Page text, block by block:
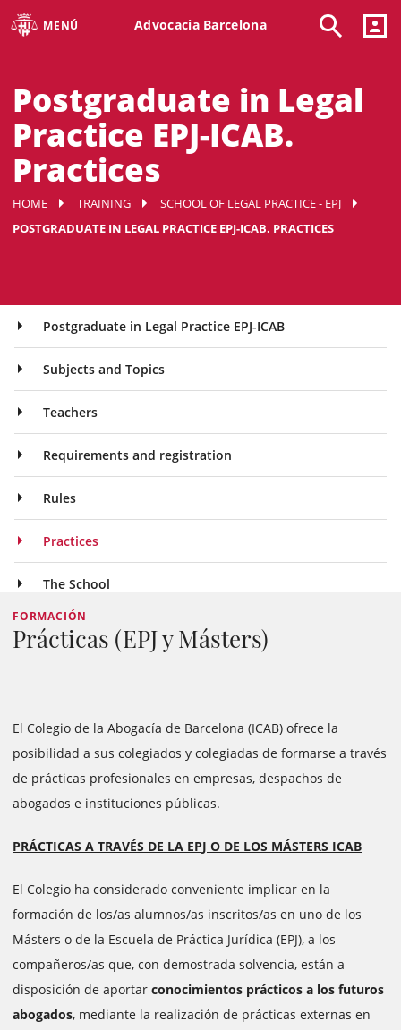
MENÚ Advocacia Barcelona
Postgraduate in Legal
Practice EPJ-ICAB.
Practices
HOME TRAINING
SCHOOL OF LEGAL PRACTICE - EPJ
POSTGRADUATE IN LEGAL PRACTICE EPJ-ICAB. PRACTICES
Postgraduate in Legal Practice EPJ-ICAB
Subjects and Topics
Teachers
Requirements and registration
Rules
Practices
The School
FORMACIÓN
Prácticas (EPJ y Másters)
El Colegio de la Abogacía de Barcelona (ICAB) ofrece la
posibilidad a sus colegiados y colegiadas de formarse a través
de prácticas profesionales en empresas, despachos de
abogados e instituciones públicas.
PRÁCTICAS A TRAVÉS DE LA EPJ O DE LOS MÁSTERS ICAB
El Colegio ha considerado conveniente implicar en la
formación de los/as alumnos/as inscritos/as en uno de los
Másters o de la Escuela de Práctica Jurídica (EPJ), a los
compañeros/as que, con demostrada solvencia, están a
disposición de aportar conocimientos prácticos a los futuros
abogados, mediante la realización de prácticas externas en